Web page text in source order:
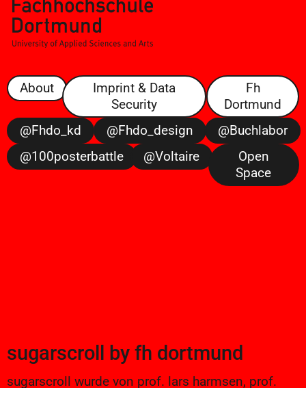
About
Imprint & Data
Security
Fh
Dortmund
@fhdo_kd
@fhdo_design
@buchlabor
@100posterbattle
@voltaire
Open
Space
sugarscroll by fh dortmund
sugarscroll wurde von prof. lars harmsen, prof.